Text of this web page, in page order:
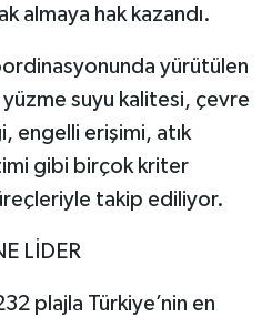
almaya hak kazandı.
yürütülen
suyu kalitesi, çevre
engelli erişimi, atık
gibi birçok kriter
takip ediliyor.
LİDER
plajla Türkiye’nin en